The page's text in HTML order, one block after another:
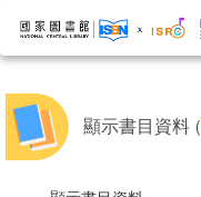
顯示書目資料 (